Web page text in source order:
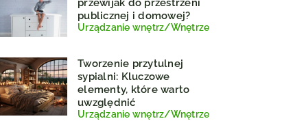
przewijak do przestrzeni
publicznej i domowej?
Urządzanie wnętrz/Wnętrze
Tworzenie przytulnej
sypialni: Kluczowe
elementy, które warto
uwzględnić
Urządzanie wnętrz/Wnętrze